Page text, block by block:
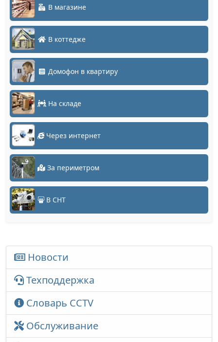
В магазине
В коттедже
Домофон в квартиру
На складе
Через интернет
За периметром
В СНТ
Новости
Техподдержка
Словарь CCTV
Обслуживание